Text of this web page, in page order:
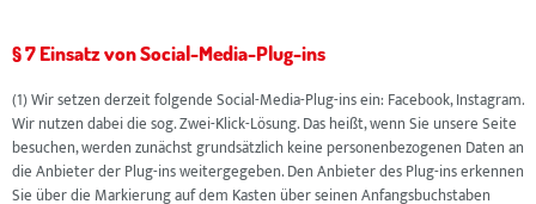
§ 7 Einsatz von Social-Media-Plug-ins
(1) Wir setzen derzeit folgende Social-Media-Plug-ins ein: Facebook, Instagram.
Wir nutzen dabei die sog. Zwei-Klick-Lösung. Das heißt, wenn Sie unsere Seite
besuchen, werden zunächst grundsätzlich keine personenbezogenen Daten an
die Anbieter der Plug-ins weitergegeben. Den Anbieter des Plug-ins erkennen
Sie über die Markierung auf dem Kasten über seinen Anfangsbuchstaben